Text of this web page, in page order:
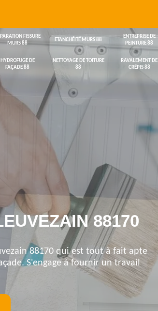
FISSURE
MURS 88
ETANCHÉITÉ MURS 88
ENTREPRISE DE
PEINTURE 88
HYDROFUGE DE
FAÇADE 88
NETTOYAGE DE TOITURE
88
RAVALEMENT DE
CRÉPIS 88
88170
88170 qui est tout à fait apte
S'engage à fournir un travail